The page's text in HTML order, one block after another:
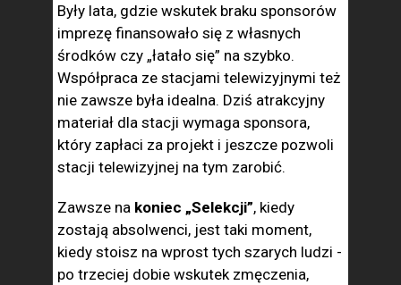
Były lata, gdzie wskutek braku sponsorów
imprezę finansowało się z własnych
środków czy „łatało się” na szybko.
Współpraca ze stacjami telewizyjnymi też
nie zawsze była idealna. Dziś atrakcyjny
materiał dla stacji wymaga sponsora,
który zapłaci za projekt i jeszcze pozwoli
stacji telewizyjnej na tym zarobić.
Zawsze na koniec „Selekcji”, kiedy
zostają absolwenci, jest taki moment,
kiedy stoisz na wprost tych szarych ludzi -
po trzeciej dobie wskutek zmęczenia,